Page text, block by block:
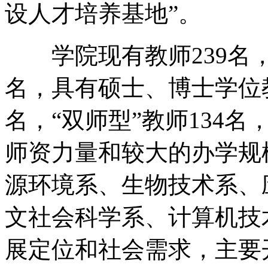
设人才培养基地”。
学院现有教师239名，
名，具有硕士、博士学
名，“双师型”教师134名
师资力量和较大的办学
源环境系、生物技术系
文社会科学系、计算机
展定位和社会需求，主